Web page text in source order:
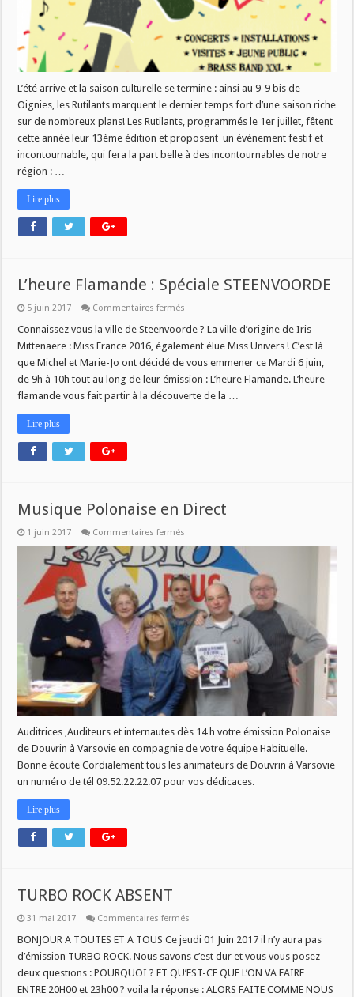
L’été arrive et la saison culturelle se termine : ainsi au 9-9 bis de
Oignies, les Rutilants marquent le dernier temps fort d’une saison riche
sur de nombreux plans! Les Rutilants, programmés le 1er juillet, fêtent
cette année leur 13ème édition et proposent un événement festif et
incontournable, qui fera la part belle à des incontournables de notre
région : …
Lire plus
L’heure Flamande : Spéciale STEENVOORDE
5 juin 2017 Commentaires fermés
Flamande
Spéciale
STEENVOORDE
Connaissez vous la ville de Steenvoorde ? La ville d’origine de Iris
Mittenaere : Miss France 2016, également élue Miss Univers ! C’est là
que Michel et Marie-Jo ont décidé de vous emmener ce Mardi 6 juin,
de 9h à 10h tout au long de leur émission : L’heure Flamande. L’heure
flamande vous fait partir à la découverte de la …
Lire plus
Musique Polonaise en Direct
1 juin 2017 Commentaires fermés
Polonaise
en
Direct
Auditrices ,Auditeurs et internautes dès 14 h votre émission Polonaise
de Douvrin à Varsovie en compagnie de votre équipe Habituelle.
Bonne écoute Cordialement tous les animateurs de Douvrin à Varsovie
un numéro de tél 09.52.22.22.07 pour vos dédicaces.
Lire plus
TURBO ROCK ABSENT
31 mai 2017 Commentaires fermés
ROCK
ABSENT
BONJOUR A TOUTES ET A TOUS Ce jeudi 01 Juin 2017 il n’y aura pas
d’émission TURBO ROCK. Nous savons c’est dur et vous vous posez
deux questions : POURQUOI ? ET QU’EST-CE QUE L’ON VA FAIRE
ENTRE 20H00 et 23h00 ? voila la réponse : ALORS FAITE COMME NOUS